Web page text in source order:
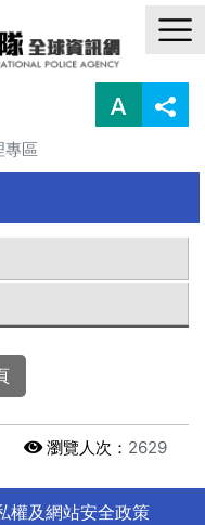
專區
瀏覽人次： 2629
權及網站安全政策